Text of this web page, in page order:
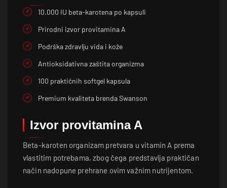
10.000 IU beta-karotena po kapsuli
Prirodni izvor provitamina A
Podrška zdravlju vida i kože
Antioksidativna zaštita organizma
100 praktičnih softgel kapsula
Premium kvaliteta brenda Swanson
Izvor provitamina A
Beta-karoten organizam pretvara u vitamin A prema
vlastitim potrebama, zbog čega predstavlja praktičan
način nadopune prehrane ovim važnim nutrijentom.